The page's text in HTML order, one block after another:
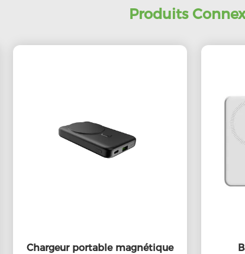
Produits
Chargeur portable magnétique